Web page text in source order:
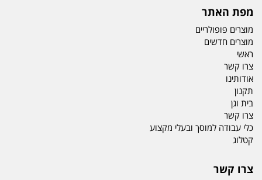
מפת האתר
מוצרים פופולריים
מוצרים חדשים
ראשי
צרו קשר
אודותינו
תקנון
בית וגן
צרו קשר
כלי עבודה למוסך ובעלי מקצוע
קטלוג
צרו קשר